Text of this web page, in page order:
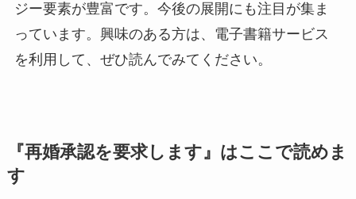
ジー要素が豊富です。今後の展開にも注目が集ま
っています。興味のある方は、電子書籍サービス
を利用して、ぜひ読んでみてください。
『 再婚承認を要求します』はここで読めま
す